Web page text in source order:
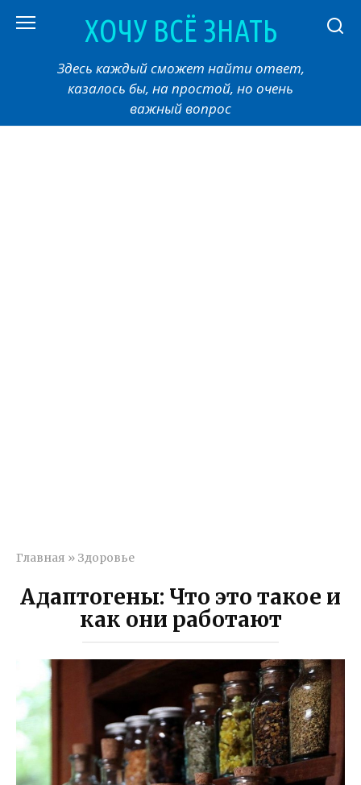
ХОЧУ ВСЁ ЗНАТЬ
Здесь каждый сможет найти ответ,
казалось бы, на простой, но очень
важный вопрос
Главная » Здоровье
Адаптогены: Что это такое и
как они работают